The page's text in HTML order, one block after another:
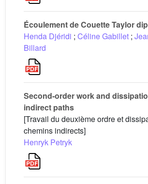
Écoulement de Couette Taylor
Henda Djéridi ; Céline Gabillet ;
Billard
Second-order work and
indirect paths
[Travail du deuxième ordre et
chemins indirects]
Henryk Petryk